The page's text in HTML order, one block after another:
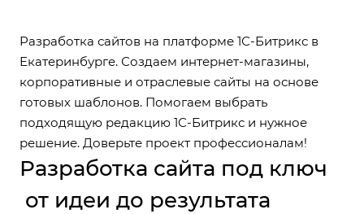
Разработка сайтов на платформе 1С-Битрикс в
Екатеринбурге. Создаем интернет-магазины,
корпоративные и отраслевые сайты на основе
готовых шаблонов. Помогаем выбрать
подходящую редакцию 1С-Битрикс и нужное
решение. Доверьте проект профессионалам!
Разработка сайта под ключ
от идеи до результата